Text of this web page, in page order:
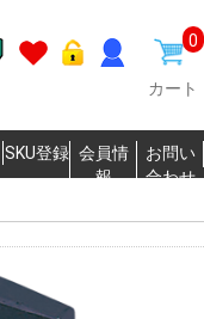
0
カート
SKU登録 会員情
報
お問い
合わせ